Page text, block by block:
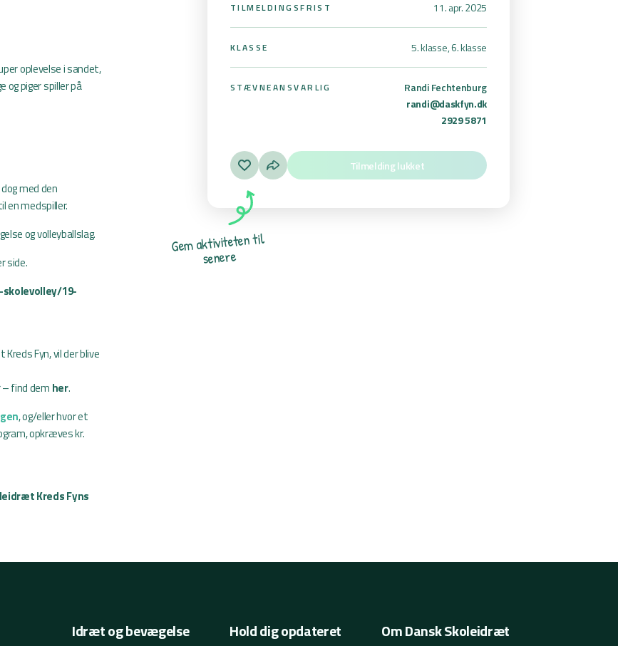
TILMELDINGSFRIST 11. apr. 2025
KLASSE 5. klasse, 6. klasse
STÆVNEANSVARLIG
Randi Fechtenburg
randi@daskfyn.dk
2929 5871
Gemaktivitetentil
senere
Tilmelding lukket
oplevelse i sandet,
og piger spiller på
med den
en medspiller.
og volleyballslag.
side.
19-
Fyn, vil der blive
find dem her.
, og/eller hvor et
opkræves kr.
Kreds Fyns
Idræt og bevægelse Hold dig opdateret Om Dansk Skoleidræt